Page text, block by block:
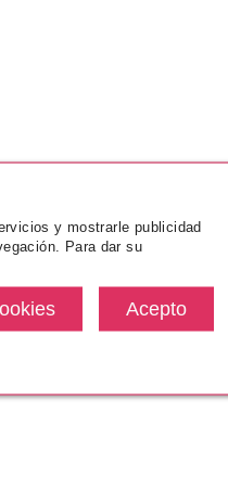
y mostrarle publicidad
Para dar su